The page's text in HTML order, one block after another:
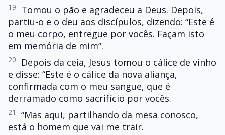
19
Tomou o pão e agradeceu a Deus. Depois,
partiu-o e o deu aos discípulos, dizendo: “Este é
o meu corpo, entregue por vocês. Façam isto
em memória de mim”.
20
Depois da ceia, Jesus tomou o cálice de vinho
e disse: “Este é o cálice da nova aliança,
confirmada com o meu sangue, que é
derramado como sacrifício por vocês.
21
“Mas aqui, partilhando da mesa conosco,
está o homem que vai me trair.